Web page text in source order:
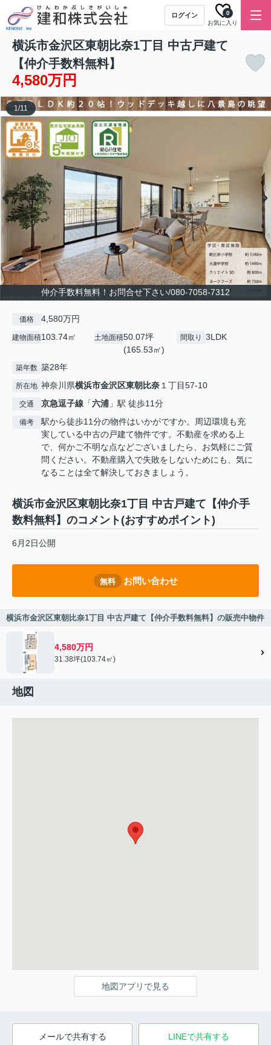
ログイン
お気に入り
0
横浜市金沢区東朝比奈1丁目 中古戸建て
【仲介手数料無料】
4,580万円
仲介手数料無料！お問合せ下さい/080-7058-7312
1/11
価格 4,580万円
建物面積103.74㎡ 土地面積50.07坪
(165.53㎡)
間取り 3LDK
築年数 築28年
所在地 神奈川県横浜市金沢区東朝比奈１丁目57‐10
交通 京急逗子線 「六浦 」駅 徒歩11分
備考
駅から徒歩11分の物件はいかがですか。周辺環境も充
実している中古の戸建て物件です。不動産を求める上
で、何かご不明な点などございましたら、お気軽にご質
問ください。不動産購入で失敗をしないためにも、気に
なることは全て解決しておきましょう。
横浜市金沢区東朝比奈1丁目 中古戸建て【仲介手
数料無料】のコメント(おすすめポイント)
6月2日公開
無料 お問い合わせ
横浜市金沢区東朝比奈1丁目 中古戸建て【仲介手数料無料】の販売中物件
4,580万円
31.38坪(103.74㎡)
地図
地図アプリで見る
メールで共有する LINEで共有する